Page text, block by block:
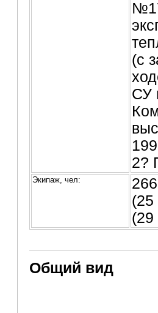
(с
СУ
2?
Экипаж, чел:
Общий вид